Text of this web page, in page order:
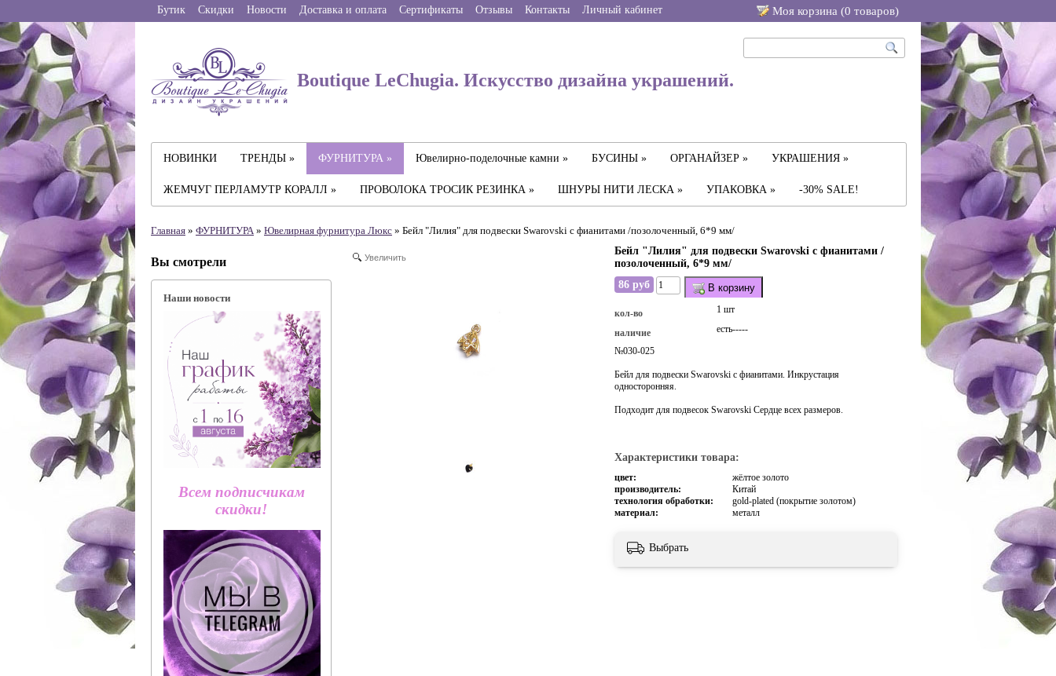
Бутик Скидки Новости Доставка и оплата Сертификаты Отзывы Контакты Личный кабинет Моя корзина (0 товаров)
Boutique LeChugia. Искусство дизайна украшений.
НОВИНКИ ТРЕНДЫ » ФУРНИТУРА » Ювелирно-поделочные камни » БУСИНЫ » ОРГАНАЙЗЕР » УКРАШЕНИЯ »
ЖЕМЧУГ ПЕРЛАМУТР КОРАЛЛ » ПРОВОЛОКА ТРОСИК РЕЗИНКА » ШНУРЫ НИТИ ЛЕСКА » УПАКОВКА » -30% SALE!
Главная » ФУРНИТУРА» Ювелирная фyрнитyра Люкс » Бейл "Лилия" для подвески Swarovski с фианитами /позолоченный, 6*9 мм/
Вы смотрели
Наши новости
Всем подписчикам
скидки!
Увеличить
Бейл "Лилия" для подвески Swarovski с фианитами /
позолоченный, 6*9 мм/
86 руб
В корзину
кол-во 1 шт
наличие
есть-----
№030-025
Бейл для подвески Swarovski с фианитами. Инкрустация
односторонняя.
Подходит для подвесок Swarovski Сердце всех размеров.
Характеристики товара:
цвет:
жёлтое золото
производитель:
Китай
технология обработки:
gold-plated (покрытие золотом)
материал:
металл
Выбрать